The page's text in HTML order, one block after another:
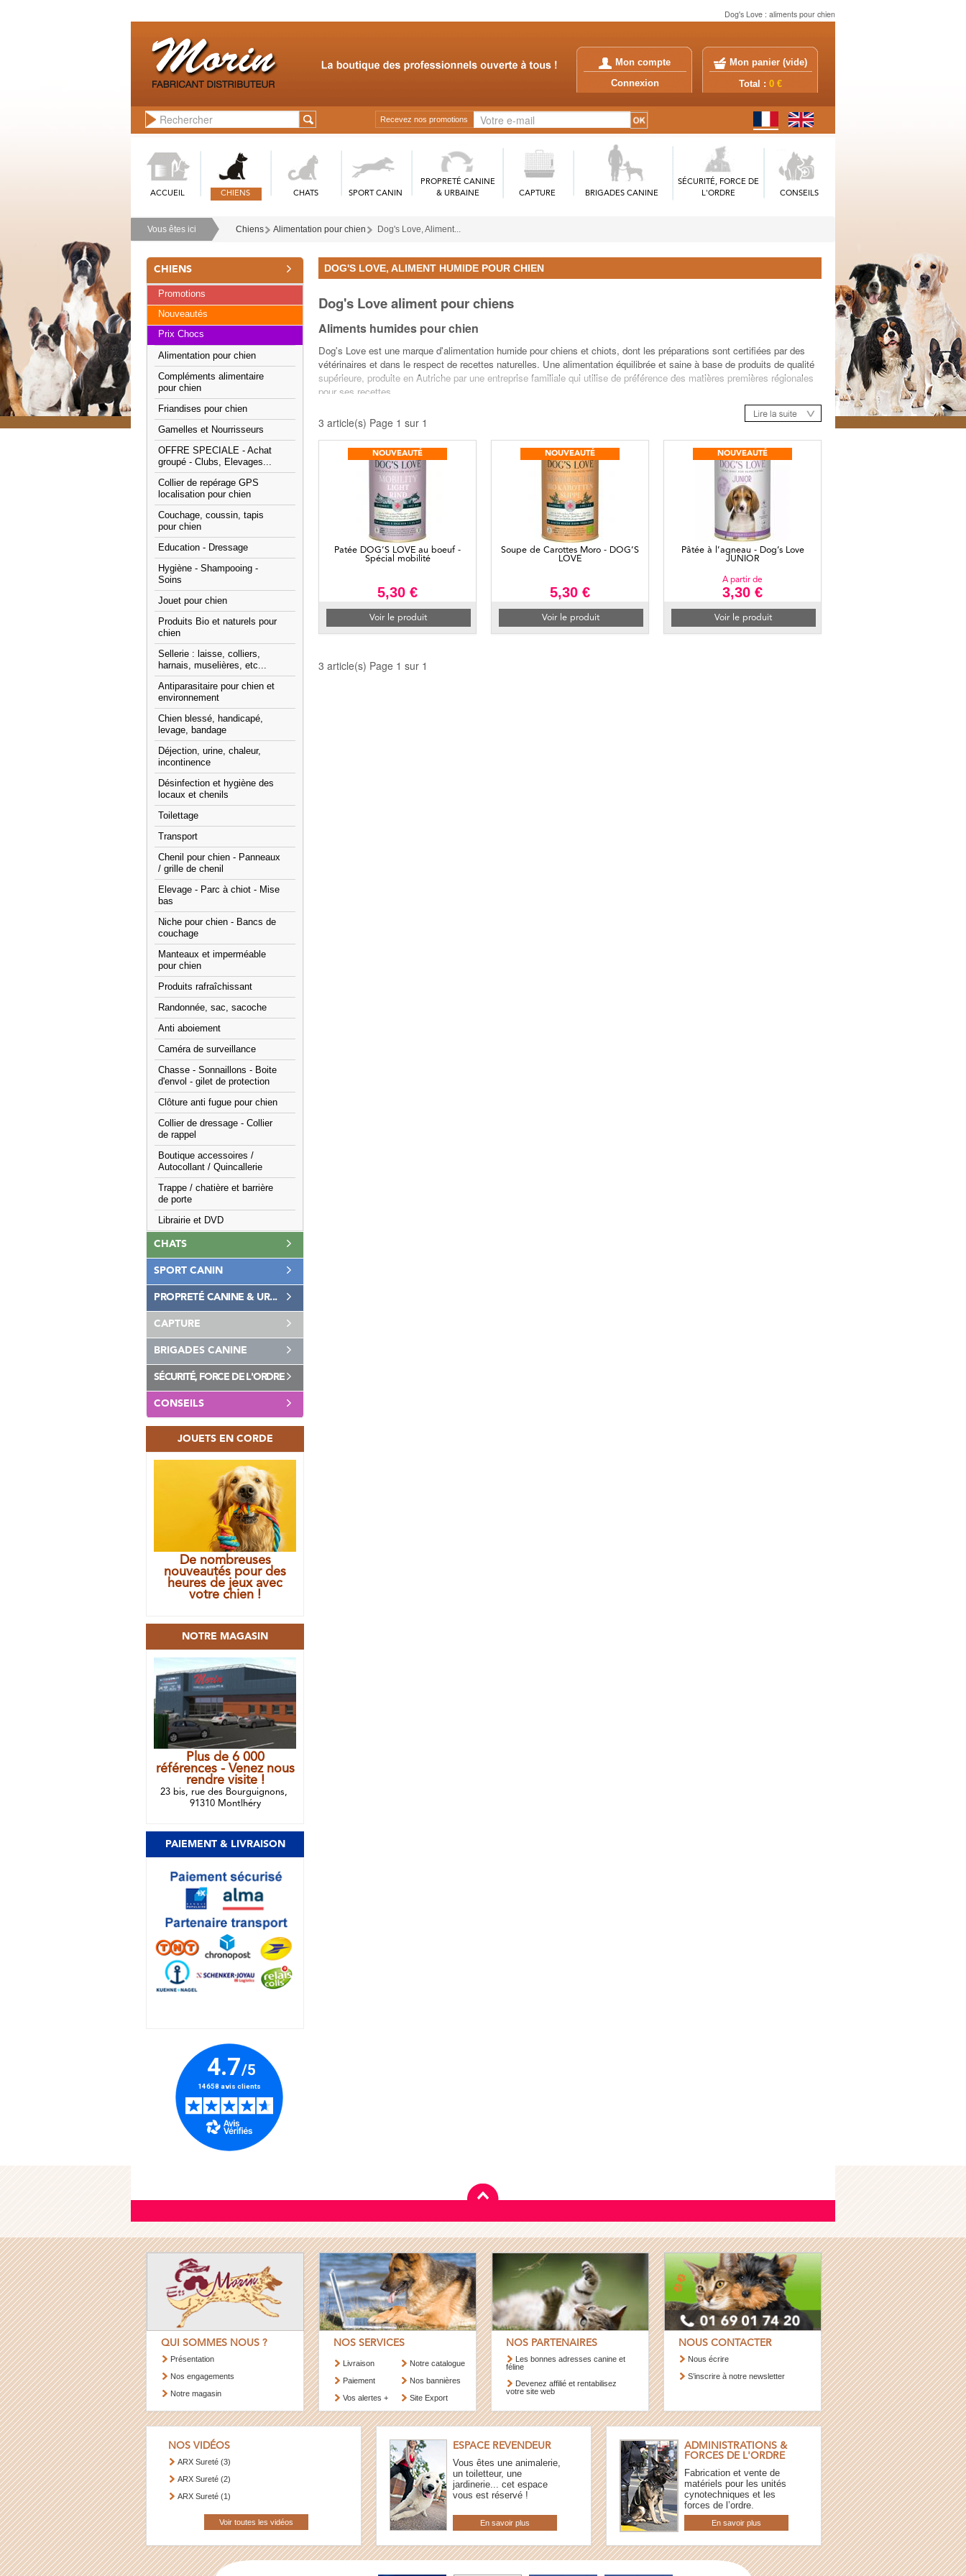
Dog's Love : aliments pour chien
Mon compte
Connexion
Mon panier (vide)
Total : 0 €
Recevez nos promotions
ACCUEIL CHIENS CHATS SPORT CANIN
PROPRETÉ CANINE
& URBAINE
CAPTURE BRIGADES CANINE
SÉCURITÉ, FORCE DE
L'ORDRE
CONSEILS
Vous êtes ici Chiens Alimentation pour chien Dog's Love, Aliment...
CHIENS
Promotions
Nouveautés
Prix Chocs
Alimentation pour chien
Compléments alimentaire
pour chien
Friandises pour chien
Gamelles et Nourrisseurs
OFFRE SPECIALE - Achat
groupé - Clubs, Elevages...
Collier de repérage GPS
localisation pour chien
Couchage, coussin, tapis
pour chien
Education - Dressage
Hygiène - Shampooing -
Soins
Jouet pour chien
Produits Bio et naturels pour
chien
Sellerie : laisse, colliers,
harnais, muselières, etc...
Antiparasitaire pour chien et
environnement
Chien blessé, handicapé,
levage, bandage
Déjection, urine, chaleur,
incontinence
Désinfection et hygiène des
locaux et chenils
Toilettage
Transport
Chenil pour chien - Panneaux
/ grille de chenil
Elevage - Parc à chiot - Mise
bas
Niche pour chien - Bancs de
couchage
Manteaux et imperméable
pour chien
Produits rafraîchissant
Randonnée, sac, sacoche
Anti aboiement
Caméra de surveillance
Chasse - Sonnaillons - Boite
d'envol - gilet de protection
Clôture anti fugue pour chien
Collier de dressage - Collier
de rappel
Boutique accessoires /
Autocollant / Quincallerie
Trappe / chatière et barrière
de porte
Librairie et DVD
CHATS
SPORT CANIN
PROPRETÉ CANINE & UR...
CAPTURE
BRIGADES CANINE
SÉCURITÉ, FORCE DE L'ORDRE
CONSEILS
JOUETS EN CORDE
De nombreuses
nouveautés pour des
heures de jeux avec
votre chien !
NOTRE MAGASIN
Plus de 6 000
références - Venez nous
rendre visite !
23 bis, rue des Bourguignons,
91310 Montlhéry
PAIEMENT & LIVRAISON
DOG'S LOVE, ALIMENT HUMIDE POUR CHIEN
Dog's Love aliment pour chiens
Aliments humides pour chien
Dog's Love est une marque d'alimentation humide pour chiens et chiots, dont les préparations sont certifiées par des
vétérinaires et dans le respect de recettes naturelles. Une alimentation équilibrée et saine à base de produits de qualité
supérieure, produite en Autriche par une entreprise familiale qui utilise de préférence des matières premières régionales
pour ses recettes.
Une alimentation premium composée de 71% de viandes ou poissons, développée sans additifs artificiels pour fournir
tous les nutriments nécessaires au bien être de votre chien.
L'alimentation Dog's Love est 100% naturelle
Ces repas complets pour chiens et chiots sont garantis sans céréales et élaborés à partir d’ingrédients 100% naturels.
Une alimentation qui évite tous produits chimique, gluten, sucres ajoutés, soja, porc, farine d'os, déchets d'abattoirs,
colorants, arômes et conservateurs, exhausteurs de goût, expérimentations animales et modification génétique.
Les recettes au poulet, dinde, bœuf ou saumon fourniront à votre compagnon, toutes les vitamines et minéraux
nécessaires à leur développement et leur santé.
3 article(s) Page 1 sur 1
NOUVEAUTÉ
Patée DOG’S LOVE au boeuf -
Spécial mobilité
5,30 €
Voir le produit
NOUVEAUTÉ
Soupe de Carottes Moro - DOG’S
LOVE
5,30 €
Voir le produit
NOUVEAUTÉ
Pâtée à l’agneau - Dog’s Love
JUNIOR
A partir de
3,30 €
Voir le produit
3 article(s) Page 1 sur 1
QUI SOMMES NOUS ?
Présentation
Nos engagements
Notre magasin
NOS SERVICES
Livraison
Paiement
Vos alertes +
Notre catalogue
Nos bannières
Site Export
NOS PARTENAIRES
Les bonnes adresses canine et
féline
Devenez affilié et rentabilisez
votre site web
NOUS CONTACTER
Nous écrire
S’inscrire à notre newsletter
NOS VIDÉOS
ARX Sureté (3)
ARX Sureté (2)
ARX Sureté (1)
Voir toutes les vidéos
ESPACE REVENDEUR
Vous êtes une animalerie,
un toiletteur, une
jardinerie... cet espace
vous est réservé !
En savoir plus
ADMINISTRATIONS &
FORCES DE L'ORDRE
Fabrication et vente de
matériels pour les unités
cynotechniques et les
forces de l’ordre.
En savoir plus